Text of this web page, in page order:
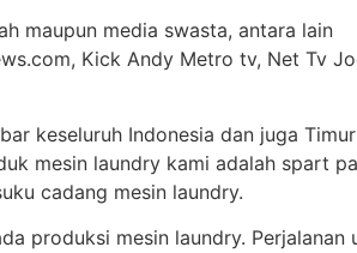
maupun media swasta, antara lain
Kick Andy Metro tv, Net Tv
keseluruh Indonesia dan juga
mesin laundry kami adalah spart
cadang mesin laundry.
produksi mesin laundry. Perjalanan